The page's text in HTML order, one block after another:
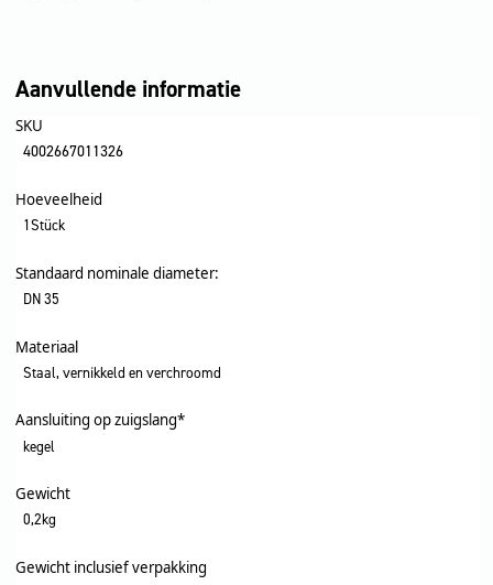
Aanvullende informatie
SKU
4002667011326
Hoeveelheid
1Stück
Standaard nominale diameter:
DN 35
Materiaal
Staal, vernikkeld en verchroomd
Aansluiting op zuigslang*
kegel
Gewicht
0,2kg
Gewicht inclusief verpakking